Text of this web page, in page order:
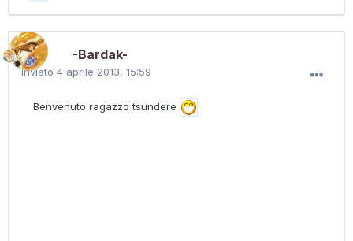
-Bardak-
Inviato 4 aprile 2013, 15:59
Benvenuto ragazzo tsundere